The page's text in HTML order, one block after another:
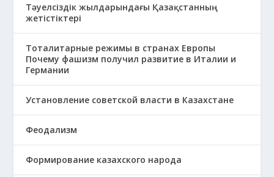
Тәуелсіздік жылдарындағы Қазақстанның
жетістіктері
Тоталитарные режимы в странах Европы
Почему фашизм получил развитие в Италии и
Германии
Установление советской власти в Казахстане
Феодализм
Формирование казахского народа